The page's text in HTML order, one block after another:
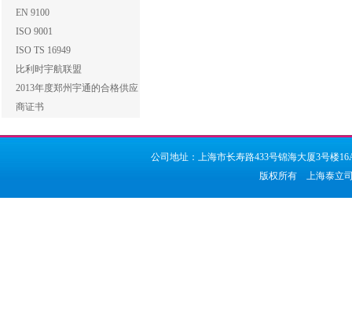
EN 9100
ISO 9001
ISO TS 16949
比利时宇航联盟
2013年度郑州宇通的合格供应
商证书
公司地址：上海市长寿路433号锦海大厦3号楼
版权所有 上海泰立